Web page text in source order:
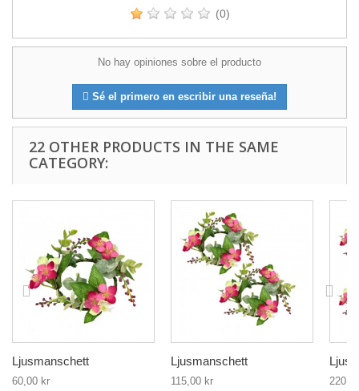
(0)
No hay opiniones sobre el producto
Sé el primero en escribir una reseña!
22 OTHER PRODUCTS IN THE SAME
CATEGORY:
Ljusmanschett
60,00 kr
Ljusmanschett
115,00 kr